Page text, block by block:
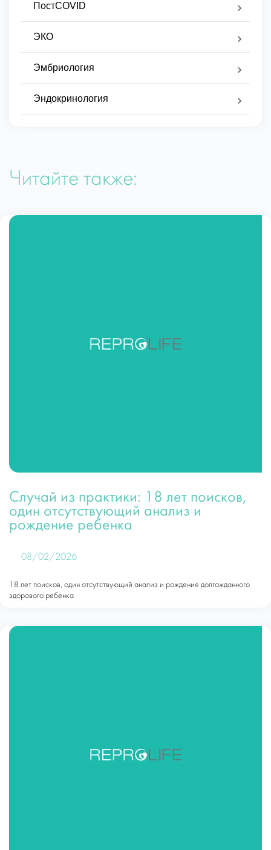
ПостCOVID
ЭКО
Эмбриология
Эндокринология
Читайте также:
Случай из практики: 18 лет поисков,
один отсутствующий анализ и
рождение ребенка
08/02/2026
18 лет поисков, один отсутствующий анализ и рождение долгожданного
здорового ребенка